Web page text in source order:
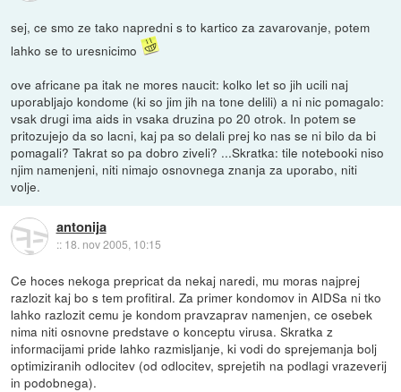
sej, ce smo ze tako napredni s to kartico za zavarovanje, potem
lahko se to uresnicimo
ove africane pa itak ne mores naucit: kolko let so jih ucili naj
uporabljajo kondome (ki so jim jih na tone delili) a ni nic pomagalo:
vsak drugi ima aids in vsaka druzina po 20 otrok. In potem se
pritozujejo da so lacni, kaj pa so delali prej ko nas se ni bilo da bi
pomagali? Takrat so pa dobro ziveli? ...Skratka: tile notebooki niso
njim namenjeni, niti nimajo osnovnega znanja za uporabo, niti
volje.
antonija
:: 18. nov 2005, 10:15
Ce hoces nekoga prepricat da nekaj naredi, mu moras najprej
razlozit kaj bo s tem profitiral. Za primer kondomov in AIDSa ni tko
lahko razlozit cemu je kondom pravzaprav namenjen, ce osebek
nima niti osnovne predstave o konceptu virusa. Skratka z
informacijami pride lahko razmisljanje, ki vodi do sprejemanja bolj
optimiziranih odlocitev (od odlocitev, sprejetih na podlagi vrazeverij
in podobnega).